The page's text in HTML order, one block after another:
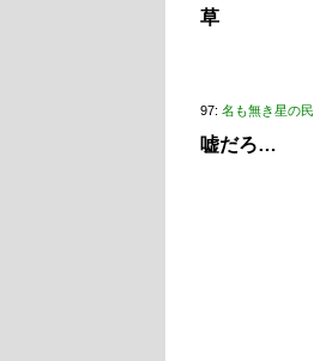
草
97: 名も無き星の民
嘘だろ…